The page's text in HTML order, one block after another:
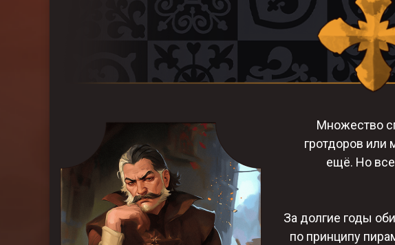
Множество
гротдоров или
ещё. Но
За долгие годы
по принципу